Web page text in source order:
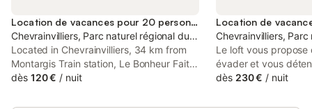
Location de vacances pour 20 personnes
Chevrainvilliers, Parc naturel régional du Gâtinais français
Located in Chevrainvilliers, 34 km from
Montargis Train station, Le Bonheur Fait
Maison provides accommodation with a
villa features a private pool, a garden and
dès 120 € / nuit
Chevrainvilliers,
Le loft vous propose
évader et vous
amoureux ou même
bain nordique rien
dès 230 € / nuit